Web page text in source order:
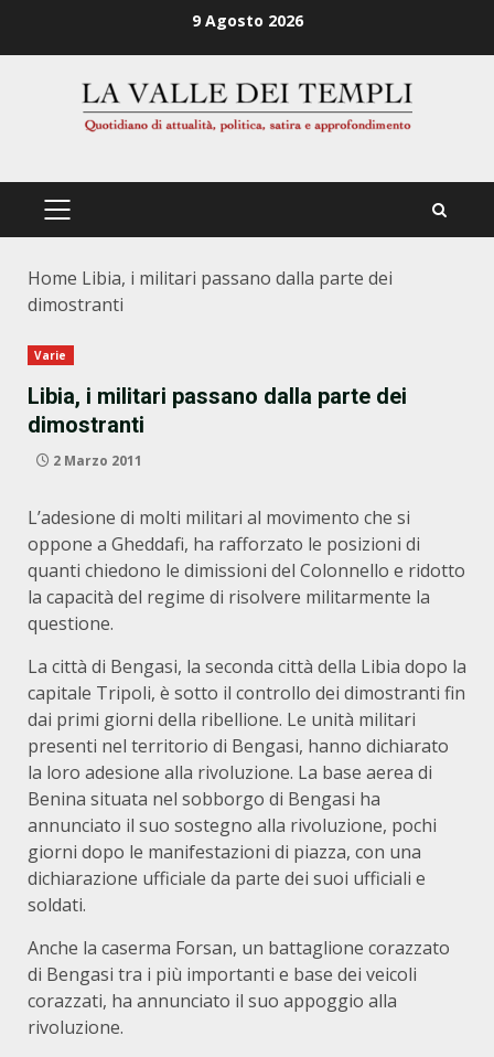
9 Agosto 2026
PRIMÄRES
Home Libia, i militari passano dalla parte dei
dimostranti
Varie
Libia, i militari passano dalla parte dei
dimostranti
2 Marzo 2011
L’adesione di molti militari al movimento che si
oppone a Gheddafi, ha rafforzato le posizioni di
quanti chiedono le dimissioni del Colonnello e ridotto
la capacità del regime di risolvere militarmente la
questione.
La città di Bengasi, la seconda città della Libia dopo la
capitale Tripoli, è sotto il controllo dei dimostranti fin
dai primi giorni della ribellione. Le unità militari
presenti nel territorio di Bengasi, hanno dichiarato
la loro adesione alla rivoluzione. La base aerea di
Benina situata nel sobborgo di Bengasi ha
annunciato il suo sostegno alla rivoluzione, pochi
giorni dopo le manifestazioni di piazza, con una
dichiarazione ufficiale da parte dei suoi ufficiali e
soldati.
Anche la caserma Forsan, un battaglione corazzato
di Bengasi tra i più importanti e base dei veicoli
corazzati, ha annunciato il suo appoggio alla
rivoluzione.